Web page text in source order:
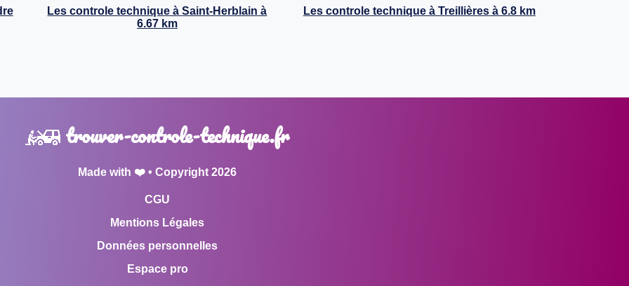
Les controle technique àSaint-Herblain à
6.67 km
Les controle technique à Treillièresà 6.8 km
trouver-controle-technique.fr
Made with ❤️ • Copyright 2026
CGU
Mentions Légales
Données personnelles
Espace pro